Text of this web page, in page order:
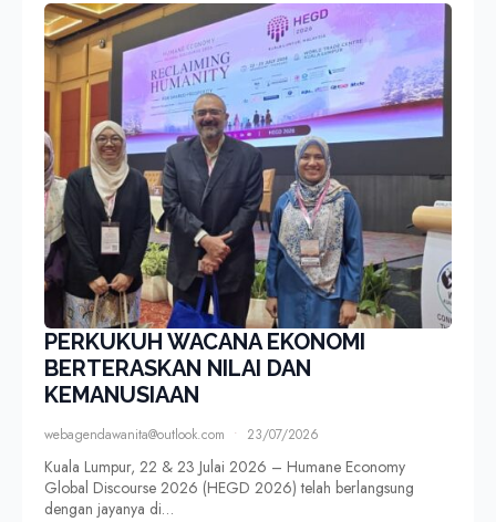
PERKUKUH WACANA EKONOMI
BERTERASKAN NILAI DAN
KEMANUSIAAN
webagendawanita@outlook.com 23/07/2026
Kuala Lumpur, 22 & 23 Julai 2026 – Humane Economy
Global Discourse 2026 (HEGD 2026) telah berlangsung
dengan jayanya di…